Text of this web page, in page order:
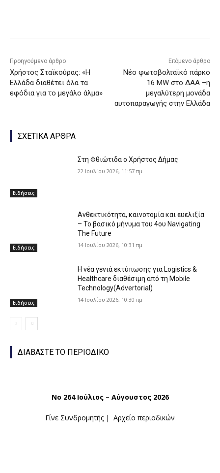
Προηγούμενο άρθρο
Χρήστος Σταϊκούρας: «Η
Ελλάδα διαθέτει όλα τα
εφόδια για το μεγάλο άλμα»
Επόμενο άρθρο
Νέο φωτοβολταϊκό πάρκο
16 MW στο ΔΑΑ –η
μεγαλύτερη μονάδα
αυτοπαραγωγής στην Ελλάδα
ΣΧΕΤΙΚΑ ΑΡΘΡΑ
Ειδήσεις
Στη Φθιώτιδα ο Χρήστος Δήμας
22 Ιουλίου 2026, 11:57 πμ
Ειδήσεις
Ανθεκτικότητα, καινοτομία και ευελιξία
– Το βασικό μήνυμα του 4ου Navigating
The Future
14 Ιουλίου 2026, 10:31 πμ
Ειδήσεις
Η νέα γενιά εκτύπωσης για Logistics &
Healthcare διαθέσιμη από τη Mobile
Technology(Advertorial)
14 Ιουλίου 2026, 10:30 πμ
ΔΙΑΒΑΣΤΕ ΤΟ ΠΕΡΙΟΔΙΚΟ
Νο 264 Ιούλιος – Αύγουστος 2026
Γίνε Συνδρομητής | Αρχείο περιοδικών